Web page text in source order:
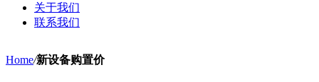
关于我们
联系我们
Home/新设备购置价